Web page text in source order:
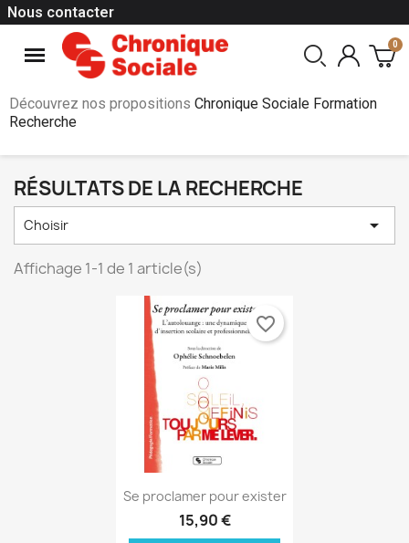
Nous contacter
Découvrez nos propositions Chronique Sociale Formation
Recherche
RÉSULTATS DE LA RECHERCHE
Choisir 
Affichage 1-1 de 1 article(s)
Aperçu rapide
Se proclamer pour exister
15,90 €
favorite_border